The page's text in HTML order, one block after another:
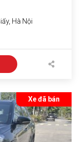
Hà Nội
Xe đã bán